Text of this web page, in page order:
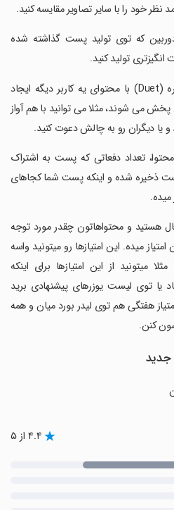
نظر خود را با سایر تصاویر مقایسه کنید.
دوربین که توی تولید پست گذاشته شده
تولید کنید.
‏• شما میتوانید یک ویدیوی دونفره (Duet) با محتوای یه کاربر دیگه ایجاد
می شوند، مثلا می توانید با هم آواز
یا دیگران رو به چالش دعوت کنید.
محتوا، تعداد دفعاتی که پست به اشتراک
ذخیره شده و اینکه پست شما کجاهای
میده.
هستید و محتواهاتون چقدر مورد توجه
امتیاز میده. این امتیازها رو میتونید واسه
میتونید از این امتیازها برای اینکه
یا توی لیست یوزرهای پیشنهادی برید
هفتگی هم توی لیدر بورد میان و همه
کنن.
جدید
۴.۴ از ۵